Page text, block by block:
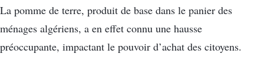
La pomme de terre, produit de base dans le panier des
ménages algériens, a en effet connu une hausse
préoccupante, impactant le pouvoir d’achat des citoyens.